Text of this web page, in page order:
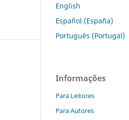
English
Español (España)
Português (Portugal)
Informações
Para Leitores
Para Autores